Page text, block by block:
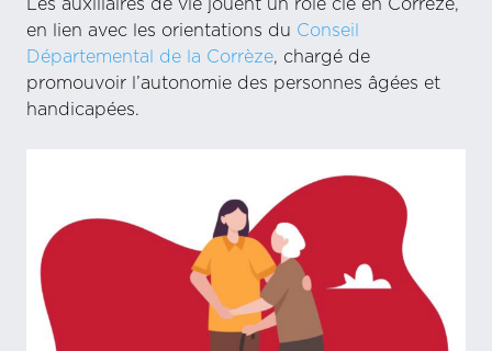
Les auxiliaires de vie jouent un rôle clé en Corrèze,
en lien avec les orientations du Conseil
Départemental de la Corrèze, chargé de
promouvoir l’autonomie des personnes âgées et
handicapées.